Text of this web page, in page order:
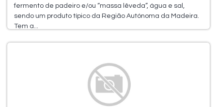
fermento de padeiro e/ou “massa lêveda”, água e sal,
sendo um produto típico da Região Autónoma da Madeira.
Tem a...